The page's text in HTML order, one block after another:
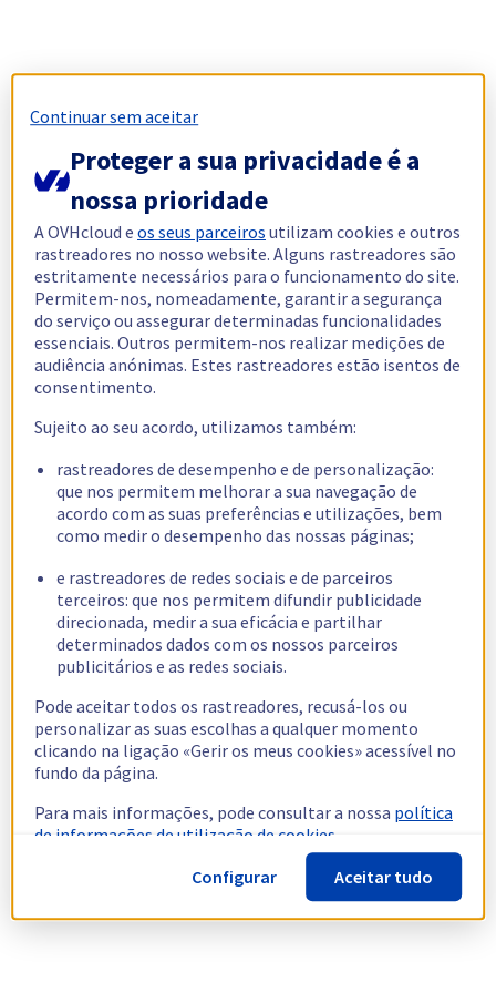
Continuar sem aceitar
Proteger a sua privacidade é a
nossa prioridade
A OVHcloud eos seus parceiros utilizam cookies e outros
rastreadores no nosso website. Alguns rastreadores são
estritamente necessários para o funcionamento do site.
Permitem-nos, nomeadamente, garantir a segurança
do serviço ou assegurar determinadas funcionalidades
essenciais. Outros permitem-nos realizar medições de
audiência anónimas. Estes rastreadores estão isentos de
consentimento.
Sujeito ao seu acordo, utilizamos também:
rastreadores de desempenho e de personalização:
que nos permitem melhorar a sua navegação de
acordo com as suas preferências e utilizações, bem
como medir o desempenho das nossas páginas;
e rastreadores de redes sociais e de parceiros
terceiros: que nos permitem difundir publicidade
direcionada, medir a sua eficácia e partilhar
determinados dados com os nossos parceiros
publicitários e as redes sociais.
Pode aceitar todos os rastreadores, recusá-los ou
personalizar as suas escolhas a qualquer momento
clicando na ligação «Gerir os meus cookies» acessível no
fundo da página.
Para mais informações, pode consultar a nossa política
de informações de utilização de cookies.
Configurar
Aceitar tudo